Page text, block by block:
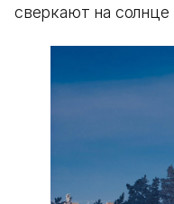
сверкают на солнце